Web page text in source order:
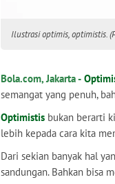
Ilustrasi optimis, optimistis.
Bola.com, Jakarta -
semangat yang penuh,
Optimistis bukan berarti
lebih kepada cara kita
Dari sekian banyak hal
sandungan. Bahkan bisa